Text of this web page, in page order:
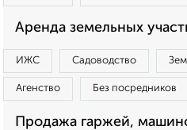
Аренда земельных
ИЖС Садоводство
Агенство Без посредников
Продажа гаржей,